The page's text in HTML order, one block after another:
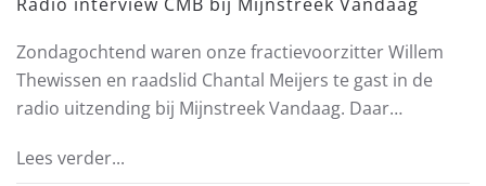
Zondagochtend waren onze fractievoorzitter Willem
Thewissen en raadslid Chantal Meijers te gast in de
radio uitzending bij Mijnstreek Vandaag. Daar…
Lees verder...